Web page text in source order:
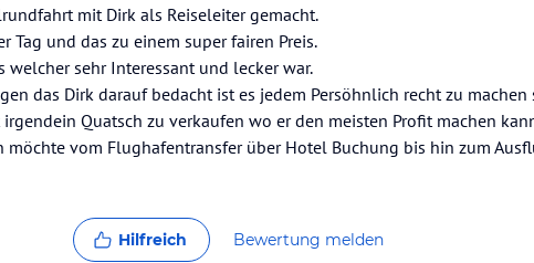
mit Dirk als Reiseleiter gemacht.
Tag und das zu einem super fairen Preis.
welcher sehr Interessant und lecker war.
das Dirk darauf bedacht ist es jedem Persöhnlich recht zu machen
Quatsch zu verkaufen wo er den meisten Profit machen
möchte vom Flughafentransfer über Hotel Buchung bis hin zum
Hilfreich Bewertung melden